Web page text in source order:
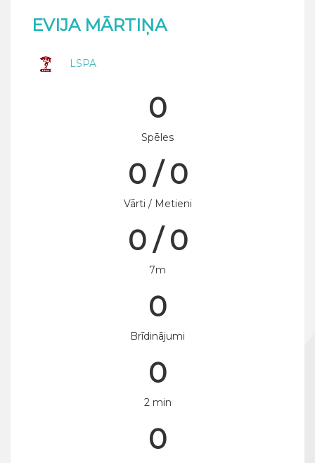
EVIJA MĀRTIŅA
LSPA
0
Spēles
0 / 0
Vārti / Metieni
0 / 0
7m
0
Brīdinājumi
0
2 min
0